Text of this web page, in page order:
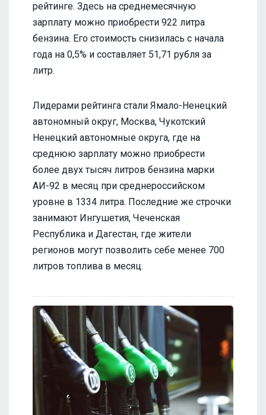
рейтинге. Здесь на среднемесячную
зарплату можно приобрести 922 литра
бензина. Его стоимость снизилась с начала
года на 0,5% и составляет 51,71 рубля за
литр.
Лидерами рейтинга стали Ямало-Ненецкий
автономный округ, Москва, Чукотский
Ненецкий автономные округа, где на
среднюю зарплату можно приобрести
более двух тысяч литров бензина марки
АИ-92 в месяц при среднероссийском
уровне в 1334 литра. Последние же строчки
занимают Ингушетия, Чеченская
Республика и Дагестан, где жители
регионов могут позволить себе менее 700
литров топлива в месяц.